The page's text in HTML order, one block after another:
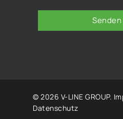
Senden
© 2026 V-LINE GROUP.
Datenschutz